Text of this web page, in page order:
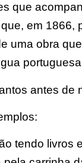
que
em 1866,
uma obra
antes de
tendo livros